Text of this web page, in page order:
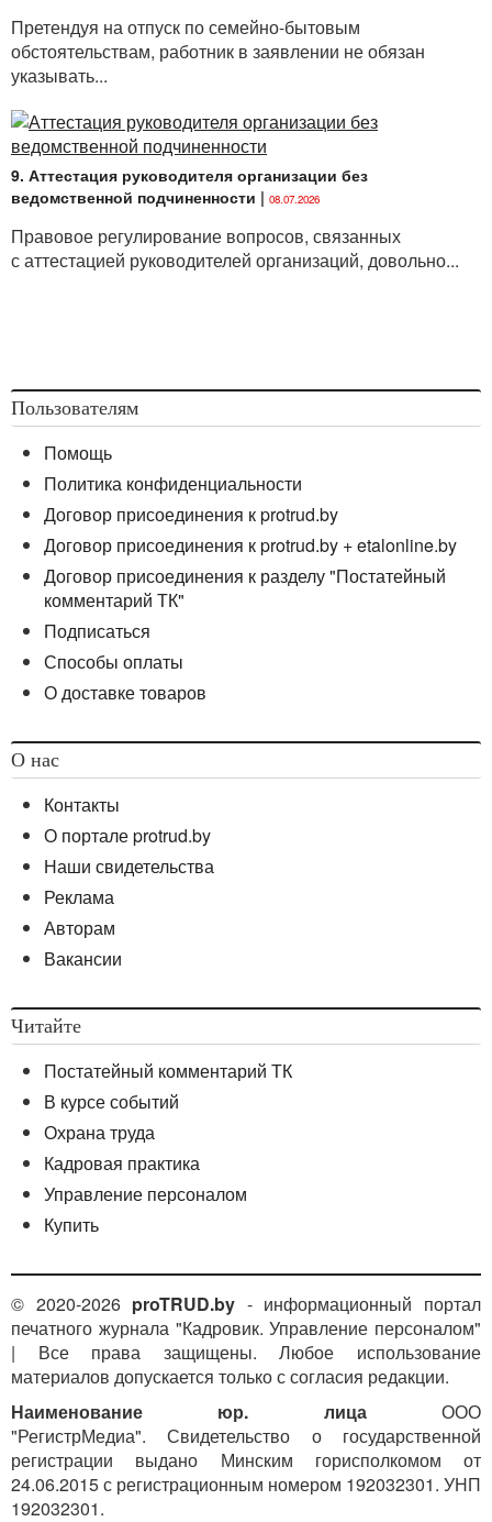
Претендуя на отпуск по семейно-бытовым
обстоятельствам, работник в заявлении не обязан
указывать...
9. Аттестация руководителя организации без
ведомственной подчиненности | 08.07.2026
Правовое регулирование вопросов, связанных
с аттестацией руководителей организаций, довольно...
Пользователям
Помощь
Политика конфиденциальности
Договор присоединения к protrud.by
Договор присоединения к protrud.by + etalonline.by
Договор присоединения к разделу "Постатейный
комментарий ТК"
Подписаться
Способы оплаты
О доставке товаров
О нас
Контакты
О портале protrud.by
Наши свидетельства
Реклама
Авторам
Вакансии
Читайте
Постатейный комментарий ТК
В курсе событий
Охрана труда
Кадровая практика
Управление персоналом
Купить
© 2020-2026 proTRUD.by - информационный портал
печатного журнала "Кадровик. Управление персоналом"
| Все права защищены. Любое использование
материалов допускается только с согласия редакции.
Наименование юр. лицаООО
"РегистрМедиа". Свидетельство о государственной
регистрации выдано Минским горисполкомом от
24.06.2015 с регистрационным номером 192032301. УНП
192032301.